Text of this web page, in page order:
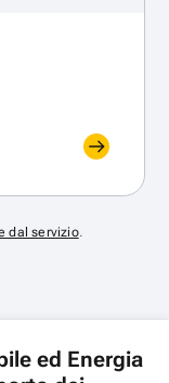
dal servizio.
ed Energia